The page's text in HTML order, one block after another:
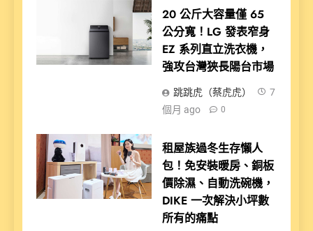
20 公斤大容量僅 65
公分寬！LG 發表窄身
EZ 系列直立洗衣機，
強攻台灣狹長陽台市場
跳跳虎（蔡虎虎）
7
個月 ago
0
租屋族過冬生存懶人
包！免安裝暖房、銅板
價除濕、自動洗碗機，
DIKE 一次解決小坪數
所有的痛點